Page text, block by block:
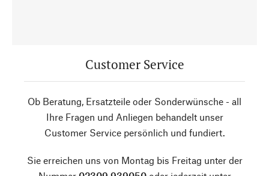
Customer Service
Ob Beratung, Ersatzteile oder Sonderwünsche - all
Ihre Fragen und Anliegen behandelt unser
Customer Service persönlich und fundiert.
Sie erreichen uns von Montag bis Freitag unter der